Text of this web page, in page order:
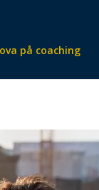
på coaching